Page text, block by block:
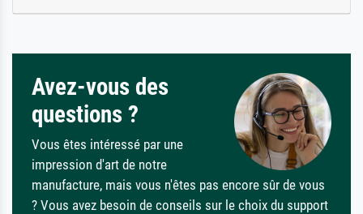
Avez-vous des
questions ?
Vous êtes intéressé par une
impression d'art de notre
manufacture, mais vous n'êtes pas encore sûr de vous
? Vous avez besoin de conseils sur le choix du support